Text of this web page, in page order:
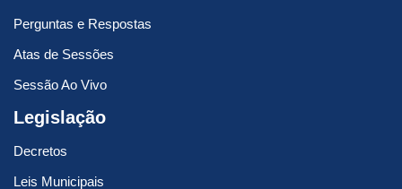
Perguntas e Respostas
Atas de Sessões
Sessão Ao Vivo
Legislação
Decretos
Leis Municipais